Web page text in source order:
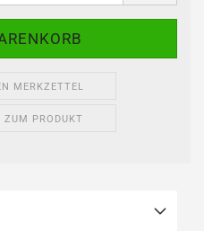
MERKZETTEL
ZUM PRODUKT